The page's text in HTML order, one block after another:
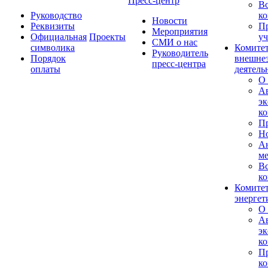
Руководство
Реквизиты
Официальная
символика
Порядок
оплаты
Проекты
Новости
Мероприятия
СМИ о нас
Руководитель
пресс-центра
О
О